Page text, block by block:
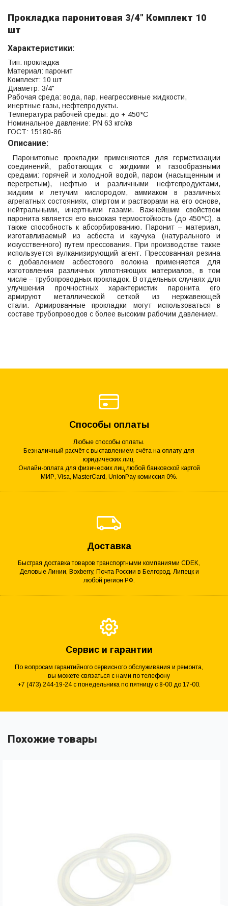
Прокладка паронитовая 3/4" Комплект 10
шт
Характеристики:
Тип: прокладка
Материал: паронит
Комплект: 10 шт
Диаметр: 3/4"
Рабочая среда: вода, пар, неагрессивные жидкости,
инертные газы, нефтепродукты.
Температура рабочей среды: до + 450*С
Номинальное давление: PN 63 кгс/кв
ГОСТ: 15180-86
Описание:
Паронитовые прокладки применяются для герметизации
соединений, работающих с жидкими и газообразными
средами: горячей и холодной водой, паром (насыщенным и
перегретым), нефтью и различными нефтепродуктами,
жидким и летучим кислородом, аммиаком в различных
агрегатных состояниях, спиртом и растворами на его основе,
нейтральными, инертными газами. Важнейшим свойством
паронита является его высокая термостойкость (до 450*С), а
также способность к абсорбированию. Паронит – материал,
изготавливаемый из асбеста и каучука (натурального и
искусственного) путем прессования. При производстве также
используется вулканизирующий агент. Прессованная резина
с добавлением асбестового волокна применяется для
изготовления различных уплотняющих материалов, в том
числе – трубопроводных прокладок. В отдельных случаях для
улучшения прочностных характеристик паронита его
армируют металлической сеткой из нержавеющей
стали. Армированные прокладки могут использоваться в
составе трубопроводов с более высоким рабочим давлением.
Способы оплаты
Любые способы оплаты.
Безналичный расчёт с выставлением счёта на оплату для
юридических лиц.
Онлайн-оплата для физических лиц любой банковской картой
МИР, Visa, MasterCard, UnionPay комиссия 0%.
Доставка
Быстрая доставка товаров транспортными компаниями CDEK,
Деловые Линии, Boxberry, Почта России в Белгород, Липецк и
любой регион РФ.
Сервис и гарантии
По вопросам гарантийного сервисного обслуживания и ремонта,
вы можете связаться с нами по телефону
+7 (473) 244-19-24 с понедельника по пятницу с 8-00 до 17-00.
Похожие товары